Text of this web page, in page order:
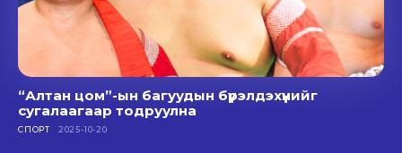
“Алтан цом”-ын багуудын бүрэлдэхүүнийг
сугалаагаар тодруулна
СПОРТ 2025-10-20